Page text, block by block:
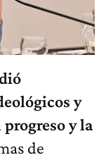
y
y la
de